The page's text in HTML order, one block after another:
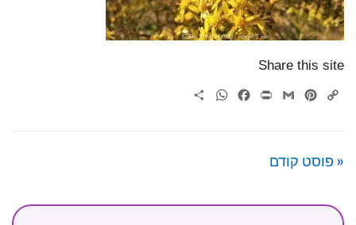
Share this site
Copy
Pinterest
Gmail
Print
Facebook
WhatsApp
« פוסט קודם